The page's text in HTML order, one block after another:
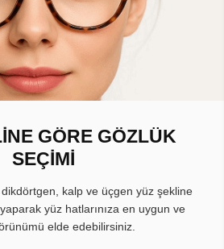
GÖRE GÖZLÜK
SEÇİMİ
kalp ve üçgen yüz şekline
yüz hatlarınıza en uygun ve
elde edebilirsiniz.